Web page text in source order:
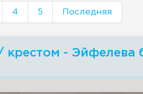
4 5 Последняя
- Эйфелева